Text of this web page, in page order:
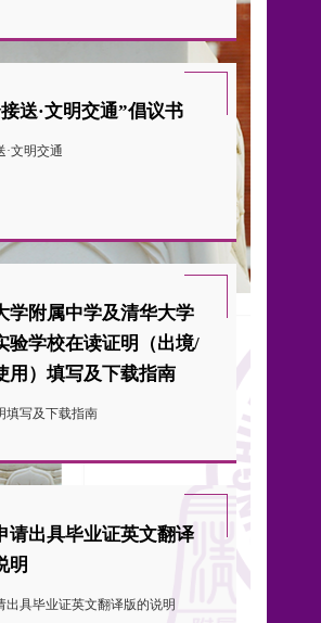
送·文明交通”倡议书
·文明交通
学附属中学及清华大学
验学校在读证明（出境/
用）填写及下载指南
填写及下载指南
请出具毕业证英文翻译
明
出具毕业证英文翻译版的说明